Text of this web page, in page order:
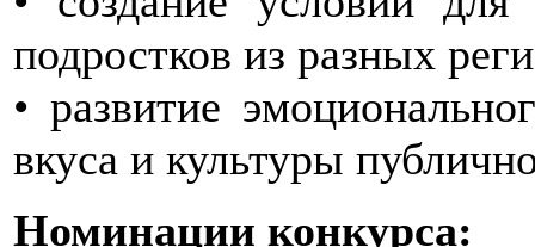
подростков из разных
• развитие
вкуса и культуры
Номинации конкурса: